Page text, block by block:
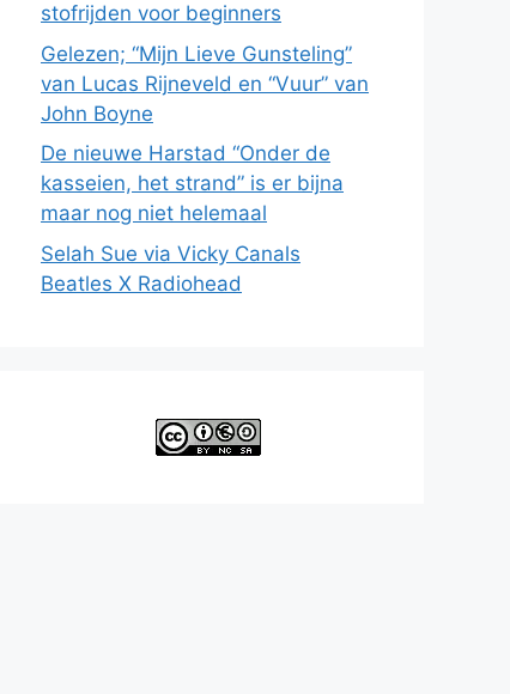
stofrijden voor beginners
Gelezen; “Mijn Lieve Gunsteling”
van Lucas Rijneveld en “Vuur” van
John Boyne
De nieuwe Harstad “Onder de
kasseien, het strand” is er bijna
maar nog niet helemaal
Selah Sue via Vicky Canals
Beatles X Radiohead